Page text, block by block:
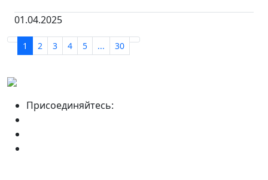
01.04.2025
1 2 3 4 5 ... 30
Присоединяйтесь: